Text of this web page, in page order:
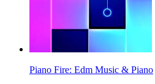
Piano Fire: Edm Music & Piano